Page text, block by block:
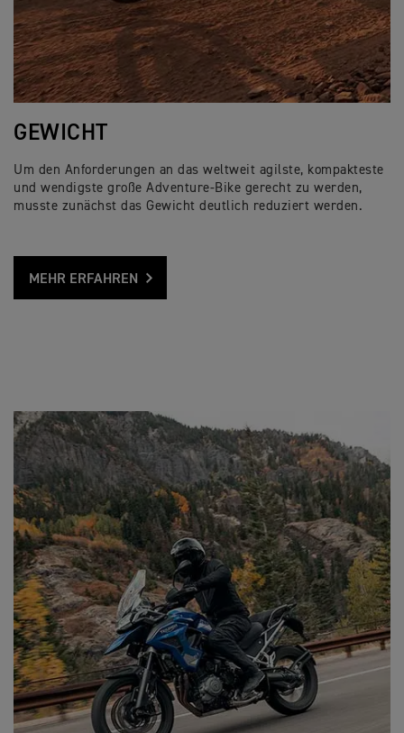
GEWICHT
Um den Anforderungen an das weltweit agilste, kompakteste
und wendigste große Adventure-Bike gerecht zu werden,
musste zunächst das Gewicht deutlich reduziert werden.
MEHR ERFAHREN